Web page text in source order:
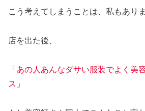
こう考えてしまうことは、私もありま
店を出た後、
「 あの人あんなダサい服装でよく美
ス 」